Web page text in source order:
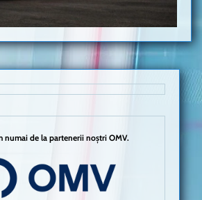
numai de la partenerii noștri OMV.